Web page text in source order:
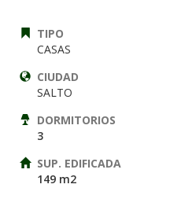
TIPO
CASAS
CIUDAD
SALTO
DORMITORIOS
3
SUP. EDIFICADA
149 m2